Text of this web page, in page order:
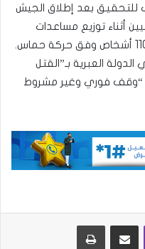
للتحقيق بعد إطلاق الجيش
أثناء توزيع مساعدات
الخميس ما أدى إلى مقتل أكثر من 110 أشخاص وفق حركة حماس.
العبرية بـ”القتل
“وقف فوري وغير مشروط
ڤايبر مشاركة عبر البريد طباعة